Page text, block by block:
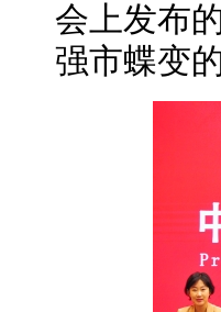
会上发布
强市蝶变